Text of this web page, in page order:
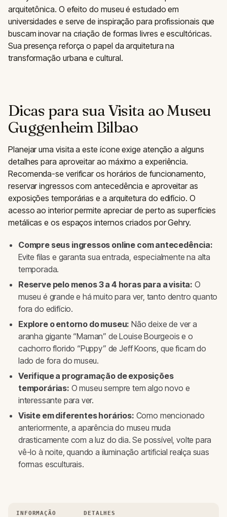
arquitetônica. O efeito do museu é estudado em
universidades e serve de inspiração para profissionais que
buscam inovar na criação de formas livres e escultóricas.
Sua presença reforça o papel da arquitetura na
transformação urbana e cultural.
Dicas para sua Visita ao Museu
Guggenheim Bilbao
Planejar uma visita a este ícone exige atenção a alguns
detalhes para aproveitar ao máximo a experiência.
Recomenda-se verificar os horários de funcionamento,
reservar ingressos com antecedência e aproveitar as
exposições temporárias e a arquitetura do edifício. O
acesso ao interior permite apreciar de perto as superfícies
metálicas e os espaços internos criados por Gehry.
Compre seus ingressos online com antecedência:
Evite filas e garanta sua entrada, especialmente na alta
temporada.
Reserve pelo menos 3 a 4 horas para a visita: O
museu é grande e há muito para ver, tanto dentro quanto
fora do edifício.
Explore o entorno do museu: Não deixe de ver a
aranha gigante “Maman” de Louise Bourgeois e o
cachorro florido “Puppy” de Jeff Koons, que ficam do
lado de fora do museu.
Verifique a programação de exposições
temporárias: O museu sempre tem algo novo e
interessante para ver.
Visite em diferentes horários: Como mencionado
anteriormente, a aparência do museu muda
drasticamente com a luz do dia. Se possível, volte para
vê-lo à noite, quando a iluminação artificial realça suas
formas esculturais.
INFORMAÇÃO DETALHES